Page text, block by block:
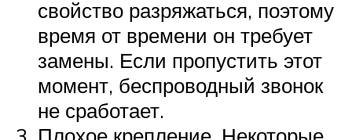
свойство разряжаться, поэтому
время от времени он требует
замены. Если пропустить этот
момент, беспроводный звонок
не сработает.